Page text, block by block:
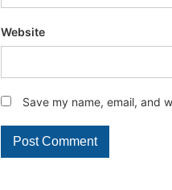
Website
Save my name, email, and